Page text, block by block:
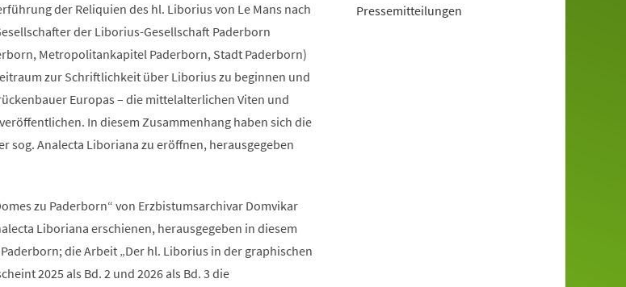
der Reliquien des hl. Liborius von Le Mans nach
der Liborius-Gesellschaft Paderborn
Metropolitankapitel Paderborn, Stadt Paderborn)
zur Schriftlichkeit über Liborius zu beginnen und
Europas – die mittelalterlichen Viten und
In diesem Zusammenhang haben sich die
sog. Analecta Liboriana zu eröffnen, herausgegeben
zu Paderborn“ von Erzbistumsarchivar Domvikar
Liboriana erschienen, herausgegeben in diesem
die Arbeit „Der hl. Liborius in der graphischen
2025 als Bd. 2 und 2026 als Bd. 3 die
Pressemitteilungen